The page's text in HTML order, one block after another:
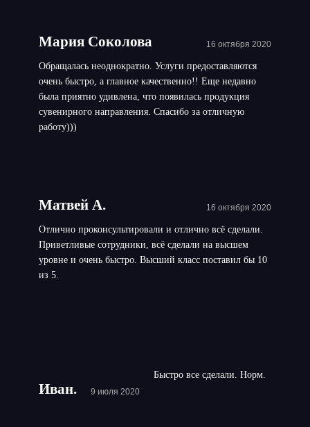
Мария Соколова 16 октября 2020
Обращалась неоднократно. Услуги предоставляются
очень быстро, а главное качественно!! Еще недавно
была приятно удивлена, что появилась продукция
сувенирного направления. Спасибо за отличную
работу)))
Матвей А. 16 октября 2020
Отлично проконсультировали и отлично всё сделали.
Приветливые сотрудники, всё сделали на высшем
уровне и очень быстро. Высший класс поставил бы 10
из 5.
Иван. 9 июля 2020
Быстро все сделали. Норм.